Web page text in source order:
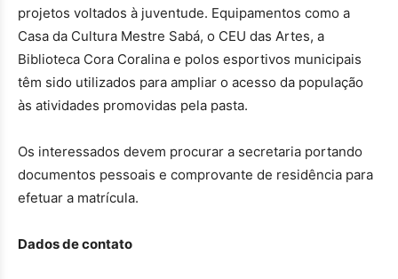
projetos voltados à juventude. Equipamentos como a
Casa da Cultura Mestre Sabá, o CEU das Artes, a
Biblioteca Cora Coralina e polos esportivos municipais
têm sido utilizados para ampliar o acesso da população
às atividades promovidas pela pasta.
Os interessados devem procurar a secretaria portando
documentos pessoais e comprovante de residência para
efetuar a matrícula.
Dados de contato